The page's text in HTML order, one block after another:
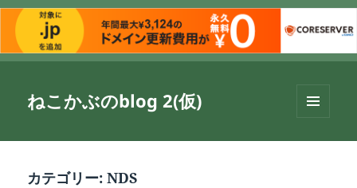
ねこかぶのblog 2(仮)
ーとウ
カテゴリー:NDS